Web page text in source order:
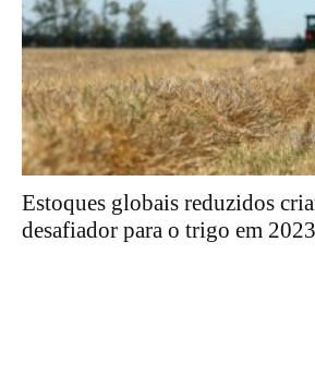
Estoques globais reduzidos
desafiador para o trigo em 2023